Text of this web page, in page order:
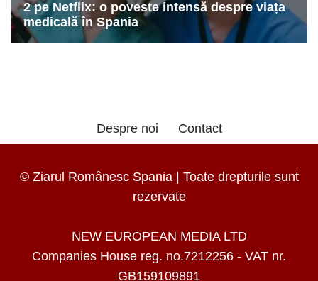
Despre noi Contact
© Ziarul Românesc Spania | Toate drepturile sunt
rezervate
NEW EUROPEAN MEDIA LTD
Companies House reg. no.7212256 - VAT nr.
GB159109891